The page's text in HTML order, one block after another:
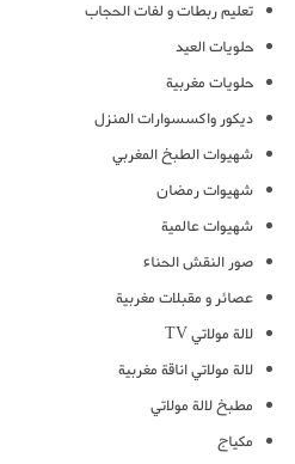
تعليم ربطات و لفات الحجاب
حلويات العيد
حلويات مغربية
ديكور واكسسوارات المنزل
شهيوات الطبخ المغربي
شهيوات رمضان
شهيوات عالمية
صور النقش الحناء
عصائر و مقبلات مغربية
لالة مولاتي TV
لالة مولاتي اناقة مغربية
مطبخ لالة مولاتي
مكياج